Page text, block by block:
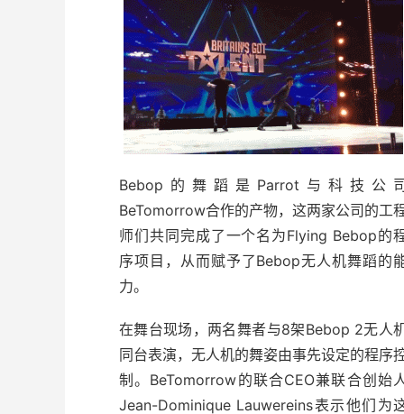
Bebop的舞蹈是Parrot与科技公司
BeTomorrow合作的产物，这两家公司的工
师们共同完成了一个名为Flying Bebop的
序项目，从而赋予了Bebop无人机舞蹈的
力。
在舞台现场，两名舞者与8架Bebop 2无人
同台表演，无人机的舞姿由事先设定的程序
制。BeTomorrow的联合CEO兼联合创始
Jean-Dominique Lauwereins表示他们为